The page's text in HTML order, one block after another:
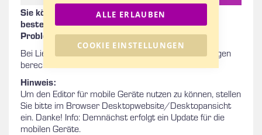
Sie können von 10 bis 200 Stück hier online
bestellen. Haben Sie eine größere Auflage? Kein
Problem, einfachhier Anfragen.
Bei Lieferungen per LKW über 200 km ab Bräunlingen
berechnen wir Ihnen Versandkosten.
Hinweis:
Um den Editor für mobile Geräte nutzen zu können, stellen
Sie bitte im Browser Desktopwebsite/Desktopansicht
ein. Danke! Info: Demnächst erfolgt ein Update für die
mobilen Geräte.
ALLE ERLAUBEN
COOKIE EINSTELLUNGEN